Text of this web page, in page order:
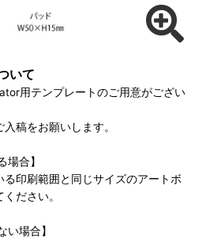
いて
用テンプレートのご用意がござい
稿をお願いします。
場合】
印刷範囲と同じサイズのアートボ
ださい。
い場合】